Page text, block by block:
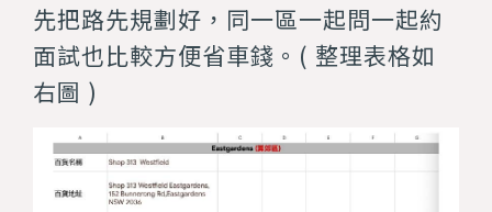
先把路先規劃好，同一區一起問一起約
面試也比較方便省車錢。( 整理表格如
右圖 )